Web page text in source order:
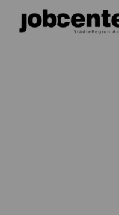
Weitere